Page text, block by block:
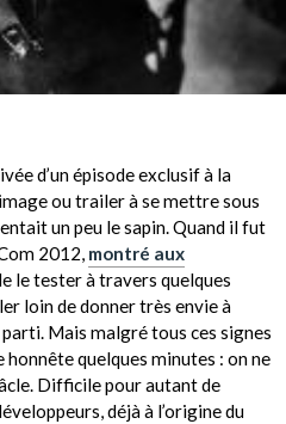
d’un épisode exclusif à la
ou trailer à se mettre sous
un peu le sapin. Quand il fut
2012, montré aux
le tester à travers quelques
loin de donner très envie à
parti. Mais malgré tous ces signes
quelques minutes : on ne
Difficile pour autant de
déjà à l’origine du